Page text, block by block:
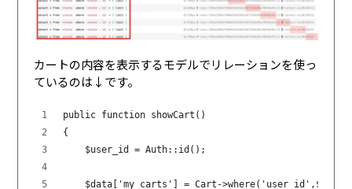
カートの内容を表示するモデルでリレーションを使っ
ているのは↓です。
public function showCart()
{
    $user_id = Auth::id();
$data['my_carts'] = Cart-